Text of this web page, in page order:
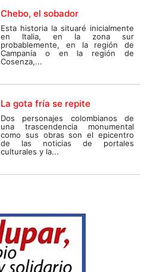
Chebo, el sobador
Esta historia la situaré inicialmente
en Italia, en la zona sur
probablemente, en la región de
Campanía o en la región de
Cosenza,...
La gota fría se repite
Dos personajes colombianos de
una trascendencia monumental
como sus obras son el epicentro
de las noticias de portales
culturales y la...